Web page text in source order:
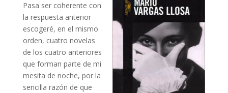
Pasa ser coherente con
la respuesta anterior
escogeré, en el mismo
orden, cuatro novelas
de los cuatro anteriores
que forman parte de mi
mesita de noche, por la
sencilla razón de que